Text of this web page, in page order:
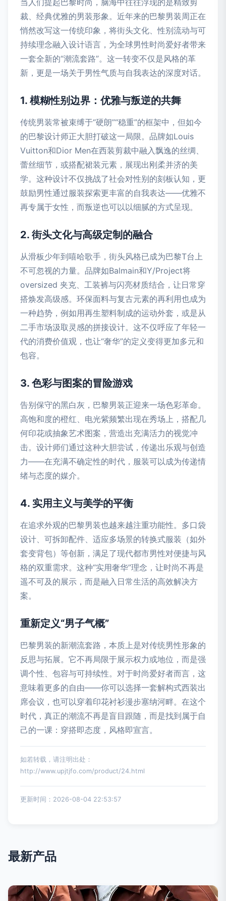
当人们提起巴黎时尚，脑海中往往浮现的是精致剪
裁、经典优雅的男装形象。近年来的巴黎男装周正在
悄然改写这一传统印象，将街头文化、性别流动与可
持续理念融入设计语言，为全球男性时尚爱好者带来
一套全新的“潮流套路”。这一转变不仅是风格的革
新，更是一场关于男性气质与自我表达的深度对话。
1. 模糊性别边界：优雅与叛逆的共舞
传统男装常被束缚于“硬朗”“稳重”的框架中，但如今
的巴黎设计师正大胆打破这一局限。品牌如Louis
Vuitton和Dior Men在西装剪裁中融入飘逸的丝绸、
蕾丝细节，或搭配裙装元素，展现出刚柔并济的美
学。这种设计不仅挑战了社会对性别的刻板认知，更
鼓励男性通过服装探索更丰富的自我表达——优雅不
再专属于女性，而叛逆也可以以细腻的方式呈现。
2. 街头文化与高级定制的融合
从滑板少年到嘻哈歌手，街头风格已成为巴黎T台上
不可忽视的力量。品牌如Balmain和Y/Project将
oversized 夹克、工装裤与闪亮材质结合，让日常穿
搭焕发高级感。环保面料与复古元素的再利用也成为
一种趋势，例如用再生塑料制成的运动外套，或是从
二手市场汲取灵感的拼接设计。这不仅呼应了年轻一
代的消费价值观，也让“奢华”的定义变得更加多元和
包容。
3. 色彩与图案的冒险游戏
告别保守的黑白灰，巴黎男装正迎来一场色彩革命。
高饱和度的橙红、电光紫频繁出现在秀场上，搭配几
何印花或抽象艺术图案，营造出充满活力的视觉冲
击。设计师们通过这种大胆尝试，传递出乐观与创造
力——在充满不确定性的时代，服装可以成为传递情
绪与态度的媒介。
4. 实用主义与美学的平衡
在追求外观的巴黎男装也越来越注重功能性。多口袋
设计、可拆卸配件、适应多场景的转换式服装（如外
套变背包）等创新，满足了现代都市男性对便捷与风
格的双重需求。这种“实用奢华”理念，让时尚不再是
遥不可及的展示，而是融入日常生活的高效解决方
案。
重新定义“男子气概”
巴黎男装的新潮流套路，本质上是对传统男性形象的
反思与拓展。它不再局限于展示权力或地位，而是强
调个性、包容与可持续性。对于时尚爱好者而言，这
意味着更多的自由——你可以选择一套解构式西装出
席会议，也可以穿着印花衬衫漫步塞纳河畔。在这个
时代，真正的潮流不再是盲目跟随，而是找到属于自
己的一课：穿搭即态度，风格即宣言。
如若转载，请注明出处：
http://www.upjtjfo.com/product/24.html
更新时间：2026-08-04 22:53:57
最新产品